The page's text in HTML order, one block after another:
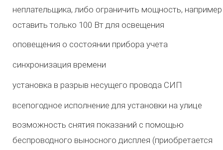
неплательщика, либо ограничить мощность, например
оставить только 100 Вт для освещения
оповещения о состоянии прибора учета
синхронизация времени
установка в разрыв несущего провода СИП
всепогодное исполнение для установки на улице
возможность снятия показаний с помощью
беспроводного выносного дисплея (приобретается